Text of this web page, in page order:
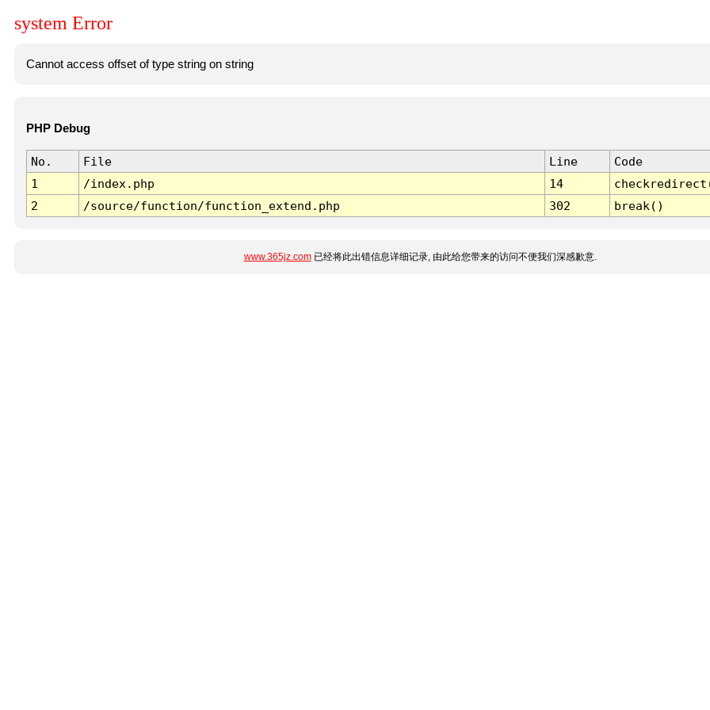
system Error
Cannot access offset of type string on string
PHP Debug
No. File Line
Code
1
/index.php 14
2
/source/function/function_extend.php 302 break()
www.365jz.com已经将此出错信息详细记录, 由此给您带来的访问不便我们深感歉意.